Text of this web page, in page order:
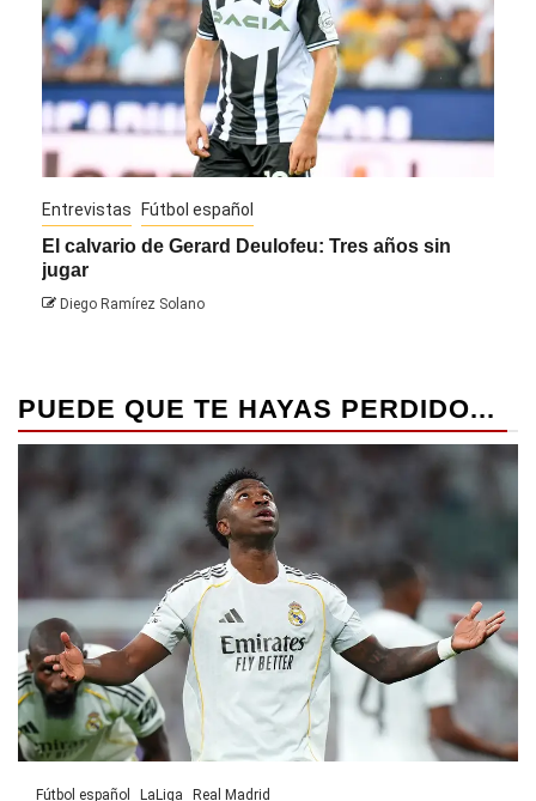
Entrevistas Fútbol español
El calvario de Gerard Deulofeu: Tres años sin
jugar
Diego Ramírez Solano
PUEDE QUE TE HAYAS PERDIDO...
Fútbol español LaLiga Real Madrid